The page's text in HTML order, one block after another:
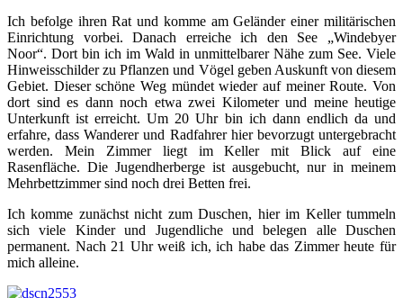
Ich befolge ihren Rat und komme am Geländer einer militärischen
Einrichtung vorbei. Danach erreiche ich den See „Windebyer
Noor“. Dort bin ich im Wald in unmittelbarer Nähe zum See. Viele
Hinweisschilder zu Pflanzen und Vögel geben Auskunft von diesem
Gebiet. Dieser schöne Weg mündet wieder auf meiner Route. Von
dort sind es dann noch etwa zwei Kilometer und meine heutige
Unterkunft ist erreicht. Um 20 Uhr bin ich dann endlich da und
erfahre, dass Wanderer und Radfahrer hier bevorzugt untergebracht
werden. Mein Zimmer liegt im Keller mit Blick auf eine
Rasenfläche. Die Jugendherberge ist ausgebucht, nur in meinem
Mehrbettzimmer sind noch drei Betten frei.
Ich komme zunächst nicht zum Duschen, hier im Keller tummeln
sich viele Kinder und Jugendliche und belegen alle Duschen
permanent. Nach 21 Uhr weiß ich, ich habe das Zimmer heute für
mich alleine.